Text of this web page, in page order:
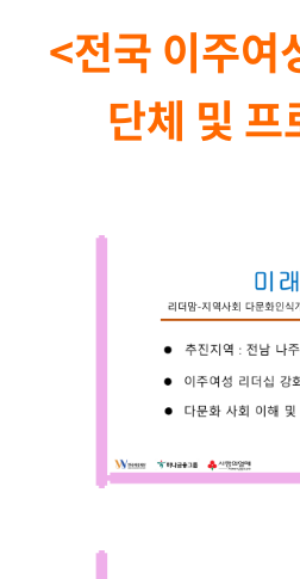
<전국 이주여
단체 및